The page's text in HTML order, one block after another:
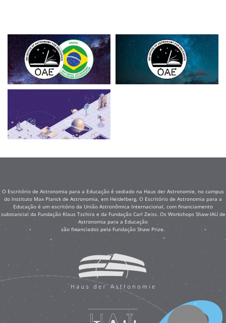
O Escritório de Astronomia para a Educação é sediado na Haus der Astronomie, no campus
do Instituto Max Planck de Astronomia, em Heidelberg. O Escritório de Astronomia para a
Educação é um escritório da União Astronômica Internacional, com financiamento
substancial da Fundação Klaus Tschira e da Fundação Carl Zeiss. Os Workshops Shaw-IAU de
Astronomia para a Educação
são financiados pela Fundação Shaw Prize.